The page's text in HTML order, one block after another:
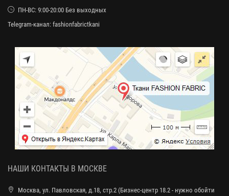
ПН-ВС: 9:00-20:00 Без выходных
Telegram-канал: fashionfabrictkani
НАШИ КОНТАКТЫ В МОСКВЕ
Москва, ул. Павловская, д.18, стр.2 (Бизнес-центр 18.2 - нужно обойти